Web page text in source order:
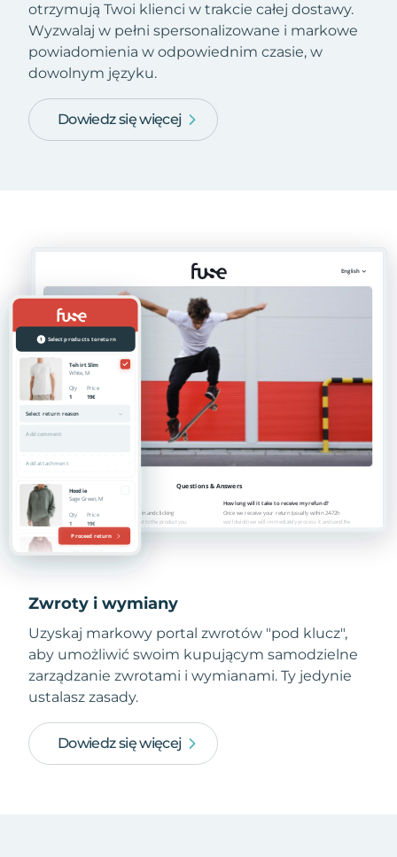
otrzymują Twoi klienci w trakcie całej dostawy.
Wyzwalaj w pełni spersonalizowane i markowe
powiadomienia w odpowiednim czasie, w
dowolnym języku.
Dowiedz się więcej
Zwroty i wymiany
Uzyskaj markowy portal zwrotów "pod klucz",
aby umożliwić swoim kupującym samodzielne
zarządzanie zwrotami i wymianami. Ty jedynie
ustalasz zasady.
Dowiedz się więcej